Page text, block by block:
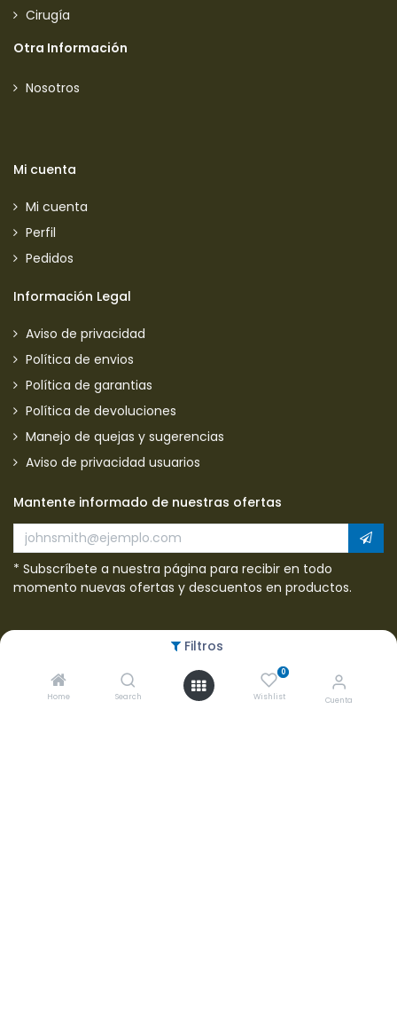
Filtros
Home Search
0
Wishlist Cuenta
Cirugía
Otra Información
Nosotros
Mi cuenta
Mi cuenta
Perfil
Pedidos
Información Legal
Aviso de privacidad
Política de envios
Política de garantias
Política de devoluciones
Manejo de quejas y sugerencias
Aviso de privacidad usuarios
Mantente informado de nuestras ofertas
* Subscríbete a nuestra página para recibir en todo
momento nuevas ofertas y descuentos en productos.